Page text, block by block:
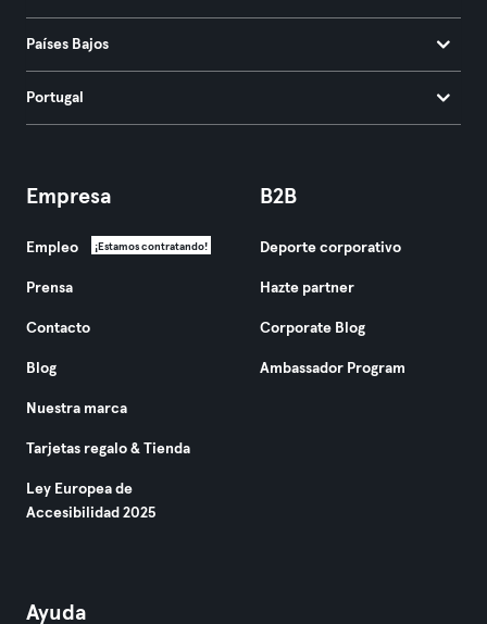
Países Bajos
Portugal
Empresa
Empleo ¡Estamos contratando!
Prensa
Contacto
Blog
Nuestra marca
Tarjetas regalo & Tienda
Ley Europea de
Accesibilidad 2025
B2B
Deporte corporativo
Hazte partner
Corporate Blog
Ambassador Program
Ayuda